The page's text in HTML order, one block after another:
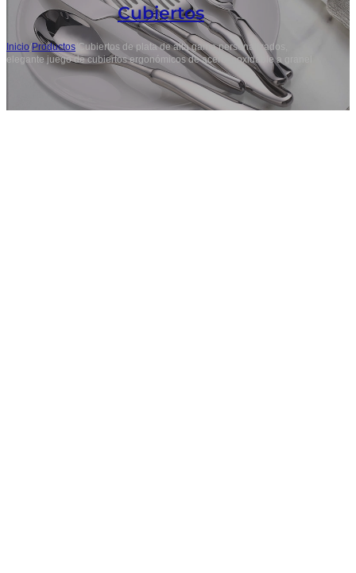
Cubiertos
Inicio/Productos Cubiertos de plata de alta gama personalizados,
elegante juego de cubiertos ergonómicos de acero inoxidable a granel